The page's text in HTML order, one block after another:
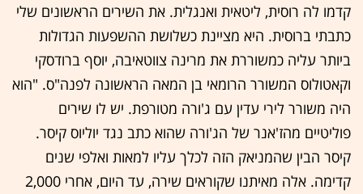
קדמו לה רוסית, ליטאית ואנגלית. את השירים הראשונים שלי
כתבתי ברוסית. היא מציינת כשלושת ההשפעות הגדולות
ביותר עליה כמשוררת את מרינה צווטאיבה, יוסף ברודסקי
וקאטולוס המשורר הרומאי בן המאה הראשונה לפנה"ס. "הוא
היה משורר לירי עדין עם ג'ורה מטורפת. יש לו שירים
פוליטיים מהז'אנר של הג'ורה שהוא כתב נגד יוליוס קיסר.
קיסר הבין שהמניאק הזה לכלך עליו למאות ואלפי שנים
קדימה. אלה מאיתנו שקוראים שירה, עד היום, אחרי 2,000